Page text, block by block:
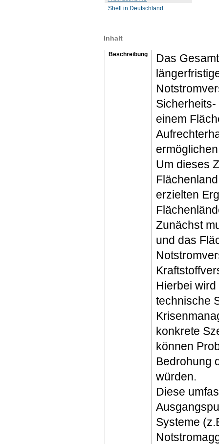
Shell in Deutschland
Inhalt
Beschreibung
Das
einem
Um dieses
erzielten
Zunächst
und das
Hierbei
technische
konkrete
können
Bedrohung
würden.
Diese
Systeme